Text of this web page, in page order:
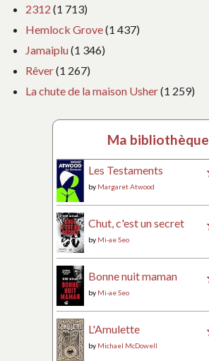
2312 (1 713)
Hemlock Grove(1 437)
Jamaiplu(1 346)
Rêver(1 267)
La chute de la maison Usher(1 259)
Ma bibliothèque
Les Testaments
by Margaret Atwood
Chut, c'est un secret
by Mi-ae Seo
Bonne nuit maman
by Mi-ae Seo
L'Amulette
by Michael McDowell